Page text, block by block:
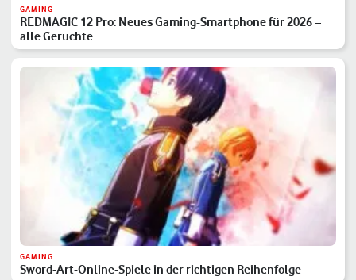
GAMING
REDMAGIC 12 Pro: Neues Gaming-Smartphone für 2026 –
alle Gerüchte
GAMING
Sword-Art-Online-Spiele in der richtigen Reihenfolge